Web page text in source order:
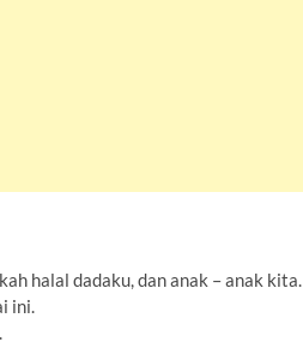
halal dadaku, dan anak – anak kita.
ini.